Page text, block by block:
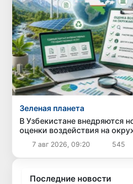
Зеленая планета
В Узбекистане внедряются
оценки воздействия на
7 авг 2026, 09:20 545
Последние новости